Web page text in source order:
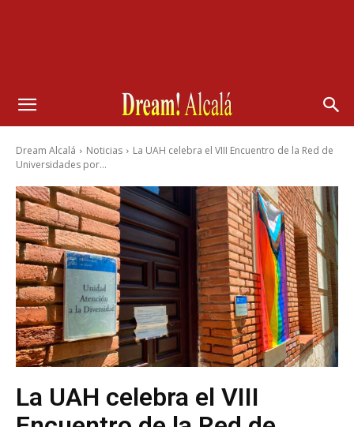
Dream Alcalá Noticias
La UAH celebra el VIII Encuentro de la Red de
Universidades por...
La UAH celebra el VIII